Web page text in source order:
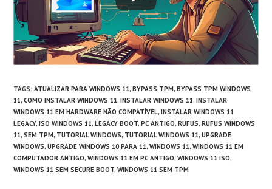
TAGS:ATUALIZAR PARA WINDOWS 11, BYPASS TPM, BYPASS TPM WINDOWS
11, COMO INSTALAR WINDOWS 11, INSTALAR WINDOWS 11, INSTALAR
WINDOWS 11 EM HARDWARE NÃO COMPATÍVEL, INSTALAR WINDOWS 11
LEGACY, ISO WINDOWS 11, LEGACY BOOT, PC ANTIGO, RUFUS, RUFUS WINDOWS
11, SEM TPM, TUTORIAL WINDOWS, TUTORIAL WINDOWS 11, UPGRADE
WINDOWS, UPGRADE WINDOWS 10 PARA 11, WINDOWS 11, WINDOWS 11 EM
COMPUTADOR ANTIGO, WINDOWS 11 EM PC ANTIGO, WINDOWS 11 ISO,
WINDOWS 11 SEM SECURE BOOT, WINDOWS 11 SEM TPM